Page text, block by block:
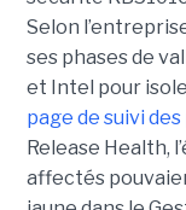
Selon
ses phases de
et Intel pour
page de suivi
Release Health,
affectés